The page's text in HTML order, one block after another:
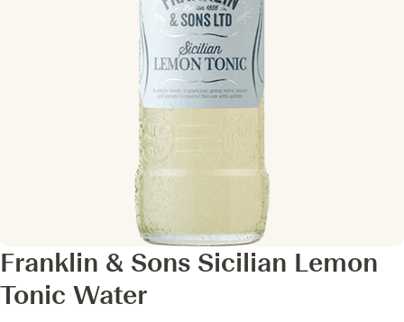
Franklin & Sons Sicilian Lemon
Tonic Water